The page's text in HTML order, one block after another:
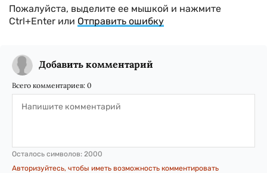
Пожалуйста, выделите ее мышкой и нажмите
Ctrl+Enter или Отправить ошибку
Добавить комментарий
Всего комментариев: 0
Осталось символов: 2000
Авторизуйтесь, чтобы иметь возможность комментировать